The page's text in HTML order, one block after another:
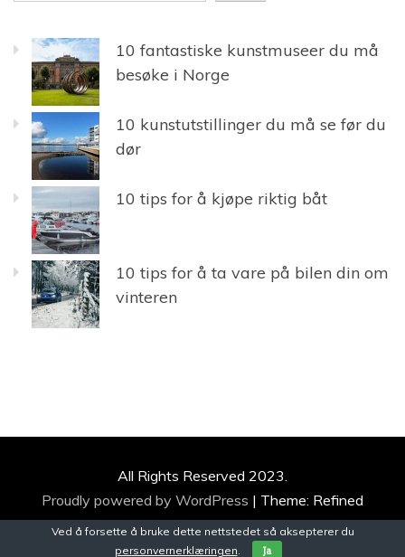
10 fantastiske kunstmuseer du må
besøke i Norge
10 kunstutstillinger du må se før du
dør
10 tips for å kjøpe riktig båt
10 tips for å ta vare på bilen din om
vinteren
All Rights Reserved 2023.
Proudly powered by WordPress | Theme: Refined
Magazine byCandid Themes.
Ved å forsette å bruke dette nettstedet så aksepterer du
personvernerklæringen. Ja